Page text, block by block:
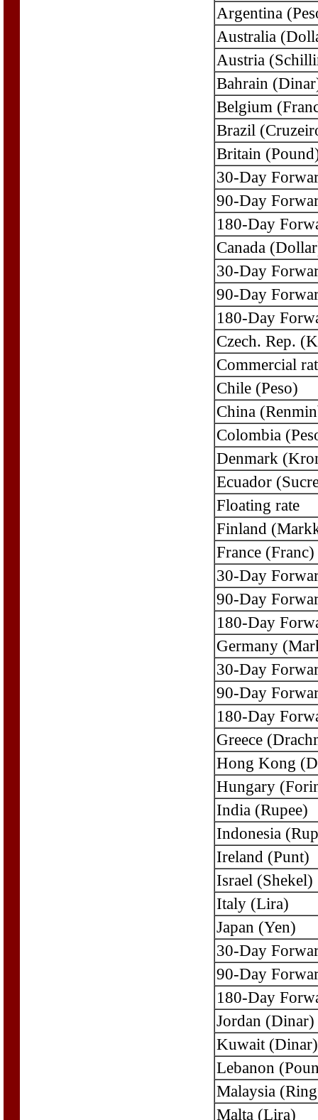
Argentina
Australia
Austria
Bahrain
Belgium
Brazil
Britain
30-Day
90-Day
180-Day
Canada
30-Day
90-Day
180-Day
Czech. Rep.
Commercial
Chile (Peso)
China
Colombia
Denmark
Ecuador
Floating rate
Finland
France (Franc)
30-Day
90-Day
180-Day
Germany
30-Day
90-Day
180-Day
Greece
Hong Kong
Hungary
India (Rupee)
Indonesia
Ireland (Punt)
Israel (Shekel)
Italy (Lira)
Japan (Yen)
30-Day
90-Day
180-Day
Jordan (Dinar)
Kuwait (Dinar)
Lebanon
Malaysia
Malta (Lira)